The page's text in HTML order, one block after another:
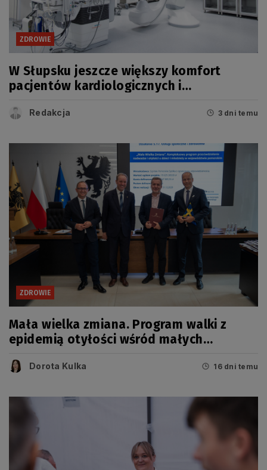
ZDROWIE
W Słupsku jeszcze większy komfort
pacjentów kardiologicznych i
Redakcja 3 dni temu
ZDROWIE
Mała wielka zmiana. Program walki z
epidemią otyłości wśród małych
Dorota Kulka 16 dni temu